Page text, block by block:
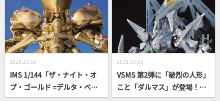
てみよう【月刊工具】
ナーが大公開！【ボークス／
第63回全日本模型ホビーショ
2025.10.10
IMS 1/144「ザ・ナイト・オ
ブ・ゴールド =デルタ・ベル
ン 3007=」の高貴なイメージ
2025.10.05
VSMS 第2弾に「破烈の人形」
こと「ダルマス」が登場！撮
りおろし写真とともにキット